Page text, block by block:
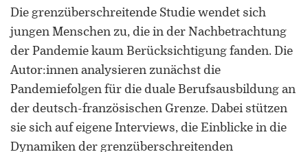
Die grenzüberschreitende Studie wendet sich
jungen Menschen zu, die in der Nachbetrachtung
der Pandemie kaum Berücksichtigung fanden. Die
Autor:innen analysieren zunächst die
Pandemiefolgen für die duale Berufsausbildung an
der deutsch-französischen Grenze. Dabei stützen
sie sich auf eigene Interviews, die Einblicke in die
Dynamiken der grenzüberschreitenden